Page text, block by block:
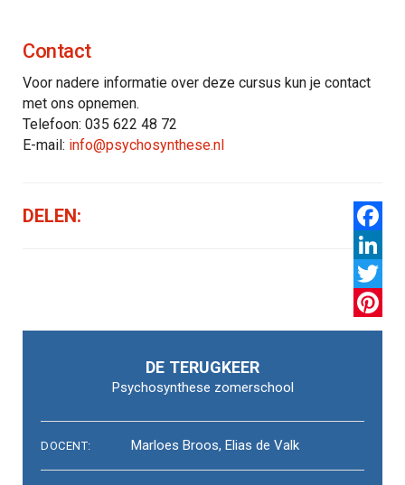
Contact
Voor nadere informatie over deze cursus kun je contact
met ons opnemen.
Telefoon: 035 622 48 72
E-mail: info@psychosynthese.nl
DELEN:
Twitter
DE TERUGKEER
Psychosynthese zomerschool
DOCENT: Marloes Broos, Elias de Valk